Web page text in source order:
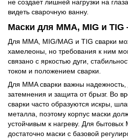
не создает лишней нагрузки на
видеть сварочную ванну.
Маски для MMA, MIG и
Для MMA, MIG/MAG и TIG сварки
хамелеоны, но требования к ним
связано с яркостью дуги,
током и положением сварки.
Для MMA сварки важны
затемнения и защита от брызг. Во
сварки часто образуются искры,
металла, поэтому корпус маски
устойчивым к нагреву. Для бытовых
достаточно маски с базовой